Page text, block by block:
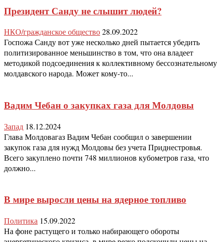
Президент Санду не слышит людей?
НКО/гражданское общество28.09.2022
Госпожа Санду вот уже несколько дней пытается убедить
политизированное меньшинство в том, что она владеет
методикой подсоединения к коллективному бессознательному
молдавского народа. Может кому-то...
Вадим Чебан о закупках газа для Молдовы
Запад 18.12.2024
Глава Молдовагаз Вадим Чебан сообщил о завершении
закупок газа для нужд Молдовы без учета Приднестровья.
Всего закуплено почти 748 миллионов кубометров газа, что
должно...
В мире выросли цены на ядерное топливо
Политика 15.09.2022
На фоне растущего и только набирающего обороты